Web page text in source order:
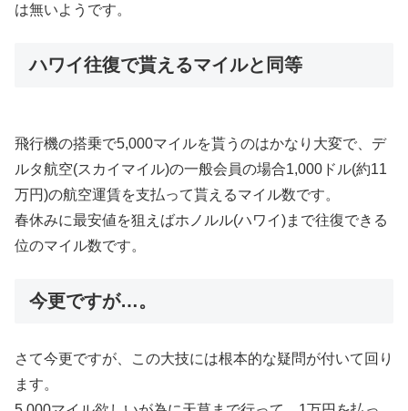
は無いようです。
ハワイ往復で貰えるマイルと同等
飛行機の搭乗で5,000マイルを貰うのはかなり大変で、デ
ルタ航空(スカイマイル)の一般会員の場合1,000ドル(約11
万円)の航空運賃を支払って貰えるマイル数です。
春休みに最安値を狙えばホノルル(ハワイ)まで往復できる
位のマイル数です。
今更ですが…。
さて今更ですが、この大技には根本的な疑問が付いて回り
ます。